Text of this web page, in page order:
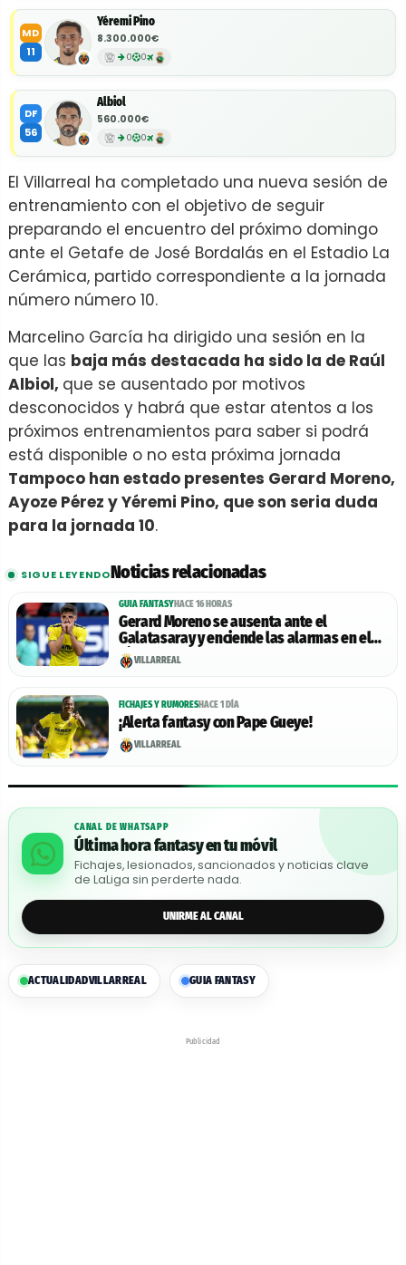
MD
11
Yéremi Pino
8.300.000€
0 0
DF
56
Albiol
560.000€
0 0
El Villarreal ha completado una nueva sesión de
entrenamiento con el objetivo de seguir
preparando el encuentro del próximo domingo
ante el Getafe de José Bordalás en el Estadio La
Cerámica, partido correspondiente a la jornada
número número 10.
Marcelino García ha dirigido una sesión en la
que las baja más destacada ha sido la de Raúl
Albiol, que se ausentado por motivos
desconocidos y habrá que estar atentos a los
próximos entrenamientos para saber si podrá
está disponible o no esta próxima jornada
Tampoco han estado presentes Gerard Moreno,
Ayoze Pérez y Yéremi Pino, que son seria duda
para la jornada 10.
SIGUE LEYENDONoticias relacionadas
GUIA FANTASYHACE 16 HORAS
Gerard Moreno se ausenta ante el
Galatasaray y enciende las alarmas en el
Villarreal
VILLARREAL
FICHAJES Y RUMORESHACE 1 DÍA
¡Alerta fantasy con Pape Gueye!
VILLARREAL
CANAL DE WHATSAPP
Última hora fantasy en tu móvil
Fichajes, lesionados, sancionados y noticias clave
de LaLiga sin perderte nada.
UNIRME AL CANAL
ACTUALIDADVILLARREAL GUIA FANTASY
Publicidad